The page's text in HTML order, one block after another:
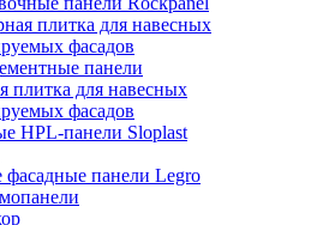
плитка для навесных
фасадов
панели
плитка для навесных
фасадов
HPL-панели Sloplast
фасадные панели Legro